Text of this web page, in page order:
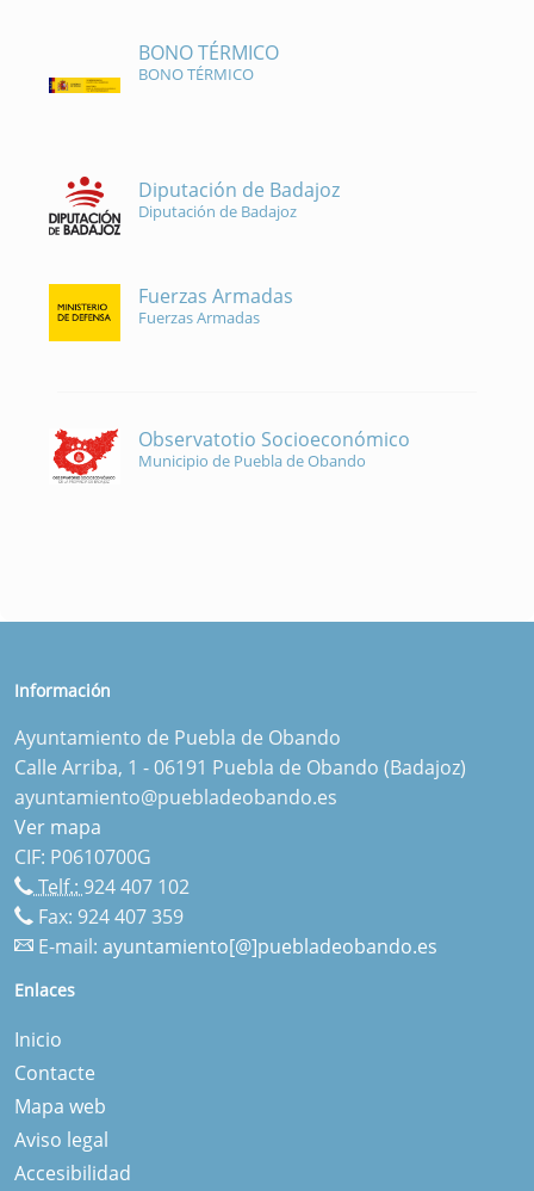
BONO TÉRMICO
BONO TÉRMICO
Diputación de Badajoz
Diputación de Badajoz
Fuerzas Armadas
Fuerzas Armadas
Observatotio Socioeconómico
Municipio de Puebla de Obando
Información
Ayuntamiento de Puebla de Obando
Calle Arriba, 1 - 06191 Puebla de Obando (Badajoz)
ayuntamiento@puebladeobando.es
Ver mapa
CIF: P0610700G
Telf.: 924 407 102
Fax: 924 407 359
E-mail: ayuntamiento[@]puebladeobando.es
Enlaces
Inicio
Contacte
Mapa web
Aviso legal
Accesibilidad